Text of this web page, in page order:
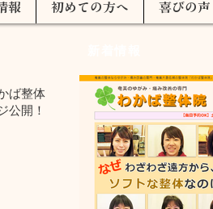
報 初めての方へ 喜びの声
ば整体
公開！